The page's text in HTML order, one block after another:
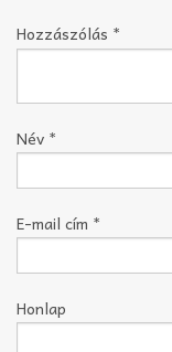
Hozzászólás *
Név *
E-mail cím *
Honlap